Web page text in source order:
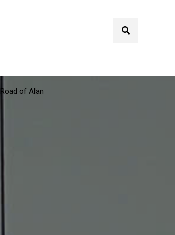
Road of Alan